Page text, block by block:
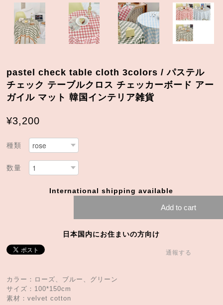
pastel check table cloth 3colors / パステル
チェック テーブルクロス チェッカーボード アー
ガイル マット 韓国インテリア雑貨
¥3,200
種類
数量
International shipping available
Add to cart
日本国内にお住まいの方向け
通報する
カラー：ローズ、ブルー、グリーン
サイズ：100*150cm
素材：velvet cotton